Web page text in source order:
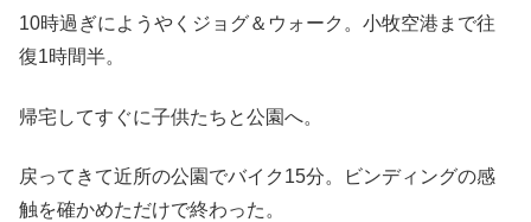
10時過ぎにようやくジョグ＆ウォーク。小牧空港まで往
復1時間半。
帰宅してすぐに子供たちと公園へ。
戻ってきて近所の公園でバイク15分。ビンディングの感
触を確かめただけで終わった。